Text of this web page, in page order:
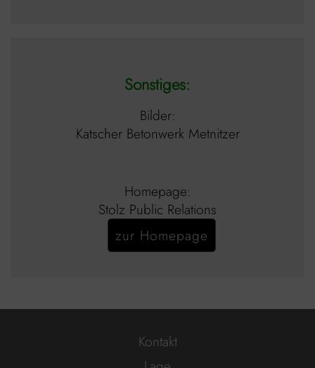
Sonstiges:
Bilder:
Katscher Betonwerk Metnitzer
Homepage:
Stolz Public Relations
zur Homepage
Kontakt